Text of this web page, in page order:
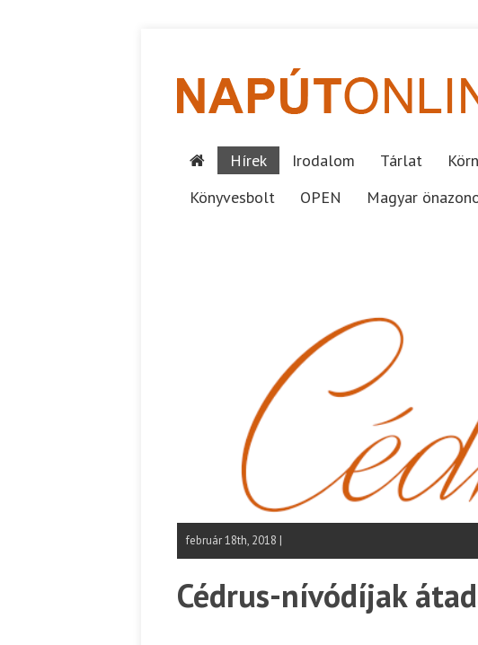
Hírek Irodalom Tárlat
Könyvesbolt
OPEN Magyar
február 18th, 2018 |
Cédrus-nívódíjak